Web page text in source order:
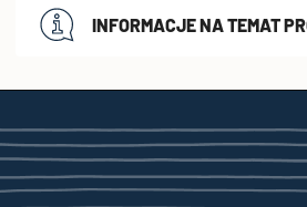
INFORMACJE NA TEMAT